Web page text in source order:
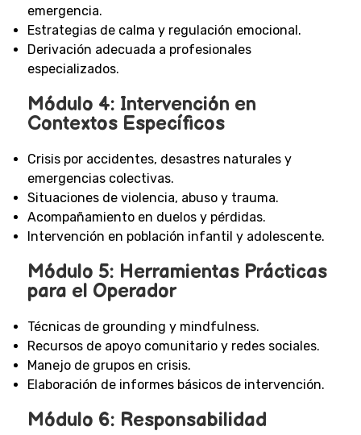
emergencia.
Estrategias de calma y regulación emocional.
Derivación adecuada a profesionales
especializados.
Módulo 4: Intervención en
Contextos Específicos
Crisis por accidentes, desastres naturales y
emergencias colectivas.
Situaciones de violencia, abuso y trauma.
Acompañamiento en duelos y pérdidas.
Intervención en población infantil y adolescente.
Módulo 5: Herramientas Prácticas
para el Operador
Técnicas de grounding y mindfulness.
Recursos de apoyo comunitario y redes sociales.
Manejo de grupos en crisis.
Elaboración de informes básicos de intervención.
Módulo 6: Responsabilidad